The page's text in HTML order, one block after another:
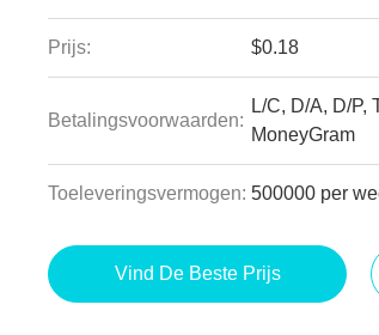
Prijs: $0.18
Betalingsvoorwaarden:
L/C, D/A, D/P,
MoneyGram
Toeleveringsvermogen: 500000 per
Vind De Beste Prijs